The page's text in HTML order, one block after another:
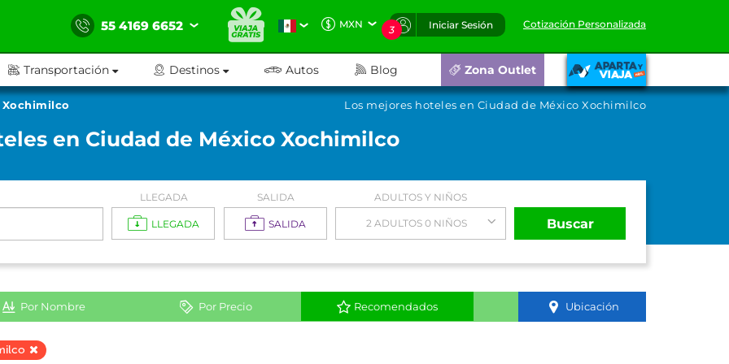
55 4169 6652 MXN 3 Iniciar Sesión Cotización Personalizada
Transportación Destinos Autos Blog Zona Outlet
Xochimilco Los mejores hoteles en Ciudad de México Xochimilco
en Ciudad de México Xochimilco
LLEGADA
LLEGADA
SALIDA
SALIDA
ADULTOS Y NIÑOS
2 ADULTOS 0 NIÑOS Buscar
Por Nombre Por Precio Recomendados Ubicación